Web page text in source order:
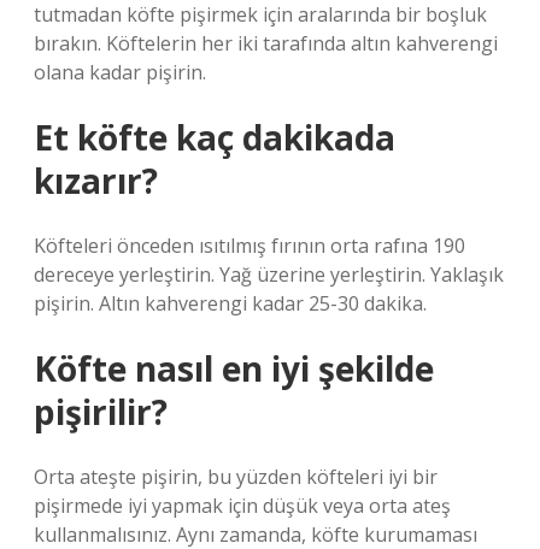
tutmadan köfte pişirmek için aralarında bir boşluk
bırakın. Köftelerin her iki tarafında altın kahverengi
olana kadar pişirin.
Et köfte kaç dakikada
kızarır?
Köfteleri önceden ısıtılmış fırının orta rafına 190
dereceye yerleştirin. Yağ üzerine yerleştirin. Yaklaşık
pişirin. Altın kahverengi kadar 25-30 dakika.
Köfte nasıl en iyi şekilde
pişirilir?
Orta ateşte pişirin, bu yüzden köfteleri iyi bir
pişirmede iyi yapmak için düşük veya orta ateş
kullanmalısınız. Aynı zamanda, köfte kurumaması